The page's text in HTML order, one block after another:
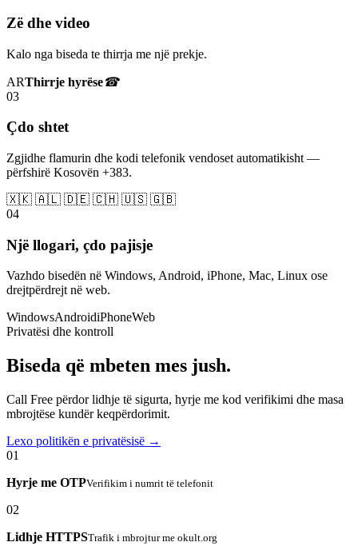
Zë dhe video
Kalo nga biseda te thirrja me një prekje.
ARThirrje hyrëse☎
03
Çdo shtet
Zgjidhe flamurin dhe kodi telefonik vendoset automatikisht —
përfshirë Kosovën +383.
🇽🇰 🇦🇱 🇩🇪 🇨🇭 🇺🇸 🇬🇧
04
Një llogari, çdo pajisje
Vazhdo bisedën në Windows, Android, iPhone, Mac, Linux ose
drejtpërdrejt në web.
WindowsAndroidiPhoneWeb
Privatësi dhe kontroll
Biseda që mbeten mes jush.
Call Free përdor lidhje të sigurta, hyrje me kod verifikimi dhe masa
mbrojtëse kundër keqpërdorimit.
Lexo politikën e privatësisë →
01
Hyrje me OTPVerifikim i numrit të telefonit
02
Lidhje HTTPSTrafik i mbrojtur me okult.org